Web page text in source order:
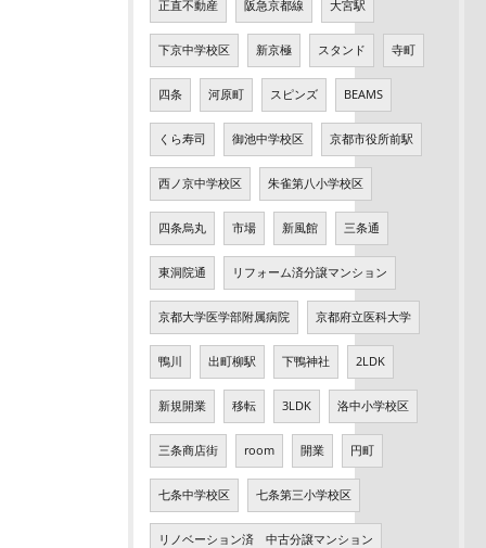
正直不動産 阪急京都線 大宮駅
下京中学校区 新京極 スタンド 寺町
四条 河原町 スピンズ BEAMS
くら寿司 御池中学校区 京都市役所前駅
西ノ京中学校区 朱雀第八小学校区
四条烏丸 市場 新風館 三条通
東洞院通 リフォーム済分譲マンション
京都大学医学部附属病院 京都府立医科大学
鴨川 出町柳駅 下鴨神社 2LDK
新規開業 移転 3LDK 洛中小学校区
三条商店街 room 開業 円町
七条中学校区 七条第三小学校区
リノベーション済 中古分譲マンション